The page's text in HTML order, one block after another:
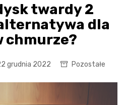
twardy 2
dla
chmurze?
grudnia 2022 Pozostałe